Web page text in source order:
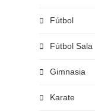
Fútbol
Fútbol Sala
Gimnasia
Karate